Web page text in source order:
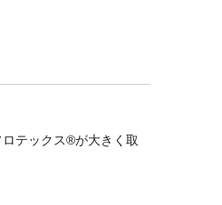
テックス®が大きく取